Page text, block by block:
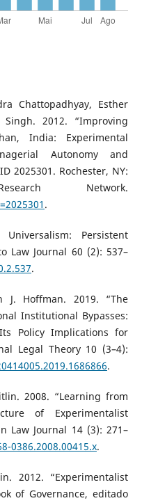
Chattopadhyay, Esther
2012. “Improving
India: Experimental
Autonomy and
2025301. Rochester, NY:
Network.
.
Persistent
Law Journal 60 (2): 537–
.
J. Hoffman. 2019. “The
Institutional Bypasses:
Policy Implications for
Legal Theory 10 (3–4):
.
2008. “Learning from
of Experimentalist
Law Journal 14 (3): 271–
0386.2008.00415.x.
2012. “Experimentalist
of Governance, editado